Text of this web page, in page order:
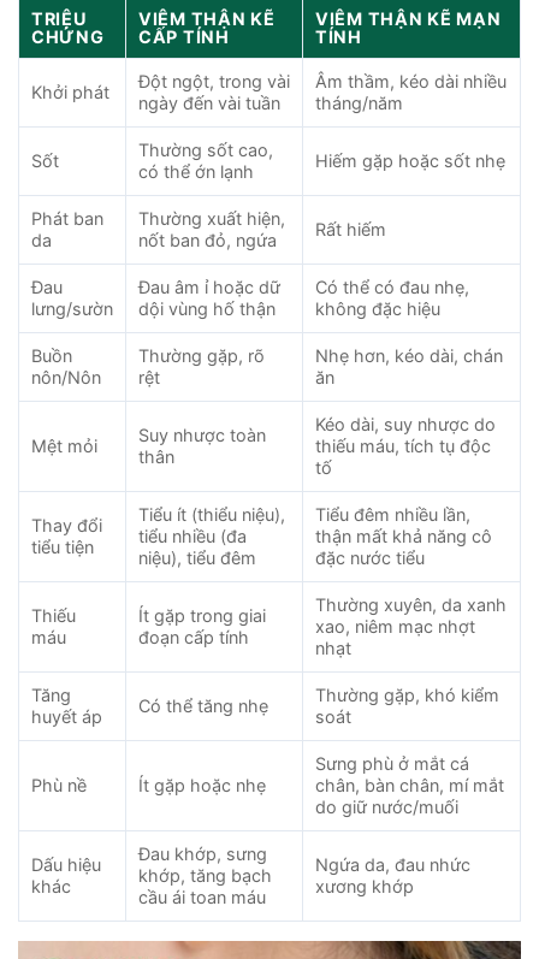
TRIỆU
CHỨNG
VIÊM THẬN KẼ
CẤP TÍNH
VIÊM THẬN KẼ MẠN
TÍNH
Khởi phát
Đột ngột, trong vài
ngày đến vài tuần
Âm thầm, kéo dài nhiều
tháng/năm
Sốt
Thường sốt cao,
có thể ớn lạnh
Hiếm gặp hoặc sốt nhẹ
Phát ban
da
Thường xuất hiện,
nốt ban đỏ, ngứa
Rất hiếm
Đau
lưng/sườn
Đau âm ỉ hoặc dữ
dội vùng hố thận
Có thể có đau nhẹ,
không đặc hiệu
Buồn
nôn/Nôn
Thường gặp, rõ
rệt
Nhẹ hơn, kéo dài, chán
ăn
Mệt mỏi
Suy nhược toàn
thân
Kéo dài, suy nhược do
thiếu máu, tích tụ độc
tố
Thay đổi
tiểu tiện
Tiểu ít (thiểu niệu),
tiểu nhiều (đa
niệu), tiểu đêm
Tiểu đêm nhiều lần,
thận mất khả năng cô
đặc nước tiểu
Thiếu
máu
Ít gặp trong giai
đoạn cấp tính
Thường xuyên, da xanh
xao, niêm mạc nhợt
nhạt
Tăng
huyết áp
Có thể tăng nhẹ
Thường gặp, khó kiểm
soát
Phù nề Ít gặp hoặc nhẹ
Sưng phù ở mắt cá
chân, bàn chân, mí mắt
do giữ nước/muối
Dấu hiệu
khác
Đau khớp, sưng
khớp, tăng bạch
cầu ái toan máu
Ngứa da, đau nhức
xương khớp